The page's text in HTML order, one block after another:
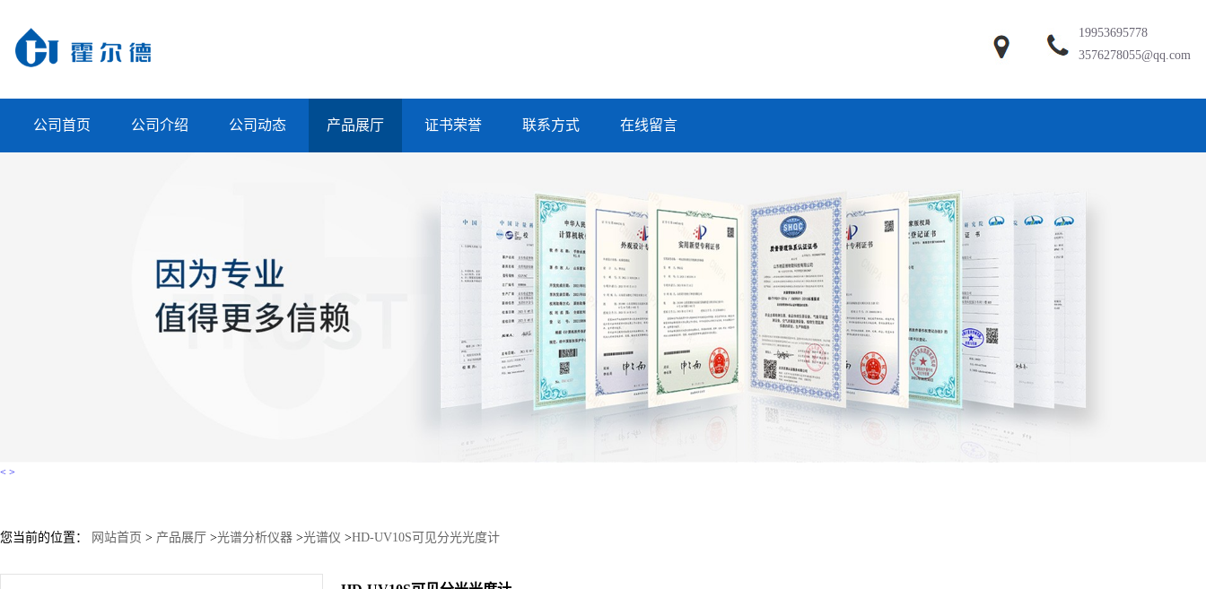
19953695778
3576278055@qq.com
公司首页 公司介绍 公司动态 产品展厅 证书荣誉 联系方式 在线留言
< >
您当前的位置： 网站首页 > 产品展厅 >光谱分析仪器 >光谱仪 >HD-UV10S可见分光光度计